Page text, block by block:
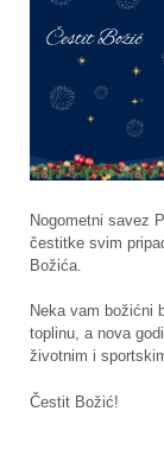
Nogometni savez
čestitke svim
Božića.
Neka vam božićni
toplinu, a nova
životnim i
Čestit Božić!